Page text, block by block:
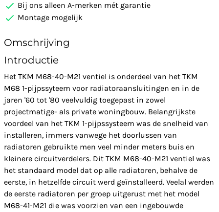
Bij ons alleen A-merken mét garantie
Montage mogelijk
Omschrijving
Introductie
Het TKM M68-40-M21 ventiel is onderdeel van het TKM
M68 1-pijpssyteem voor radiatoraansluitingen en in de
jaren '60 tot '80 veelvuldig toegepast in zowel
projectmatige- als private woningbouw. Belangrijkste
voordeel van het TKM 1-pijpssysteem was de snelheid van
installeren, immers vanwege het doorlussen van
radiatoren gebruikte men veel minder meters buis en
kleinere circuitverdelers. Dit TKM M68-40-M21 ventiel was
het standaard model dat op alle radiatoren, behalve de
eerste, in hetzelfde circuit werd geïnstalleerd. Veelal werden
de eerste radiatoren per groep uitgerust met het model
M68-41-M21 die was voorzien van een ingebouwde